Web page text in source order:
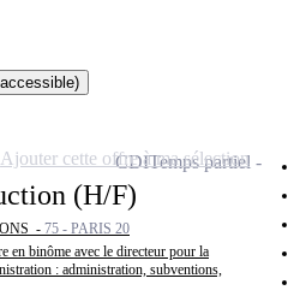
(H/F)
- 75 - PARIS 20
en binôme avec le directeur pour la
: administration, subventions,
CDITemps partiel
Ajouter cette offre à ma sélection